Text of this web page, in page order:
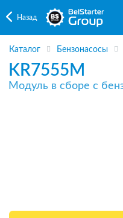
Назад
Каталог Бензонасосы
KR7555M
Модуль в сборе с